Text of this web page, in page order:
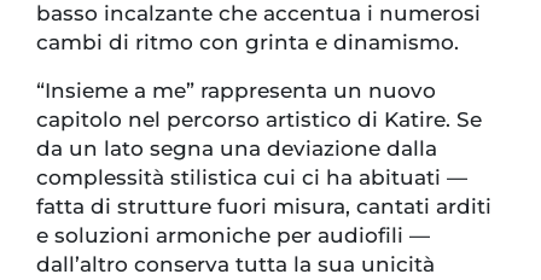
basso incalzante che accentua i numerosi
cambi di ritmo con grinta e dinamismo.
“Insieme a me” rappresenta un nuovo
capitolo nel percorso artistico di Katire. Se
da un lato segna una deviazione dalla
complessità stilistica cui ci ha abituati —
fatta di strutture fuori misura, cantati arditi
e soluzioni armoniche per audiofili —
dall’altro conserva tutta la sua unicità